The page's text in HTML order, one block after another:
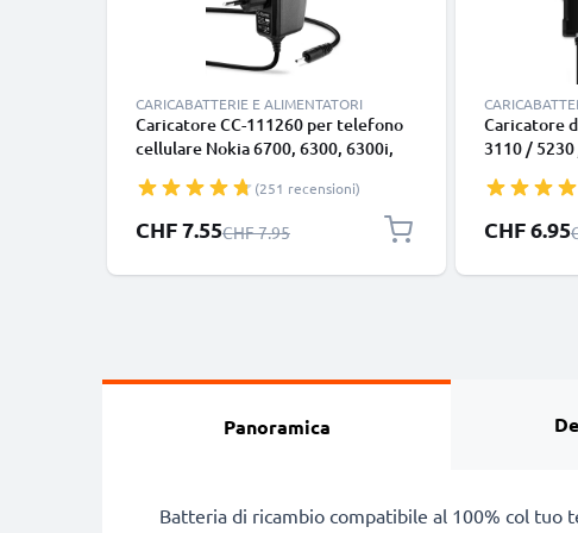
CARICABATTERIE E ALIMENTATORI
Caricatore CC-111260 per telefono
cellulare Nokia 6700, 6300, 6300i,
E72, E71, N73, N70, N8 Ricambio
caricabatteria di smartphone per
un'alimentazione elettrica 2.5W
(251 recensioni)
Prezzo speciale
CHF 7.55Prezzo normale
CHF 7.95
Caricatore
3110 /
di 1.1m,
5V 0.5A /
potente e
Prezzo
CHF 6.95
Panoramica
Batteria di ricambio compatibile al 100% col tuo